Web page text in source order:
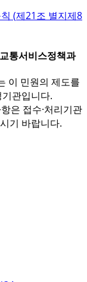
(제21조 별지제8
교통서비스정책과
이 민원의 제도를
관입니다.
은 접수·처리기관
기 바랍니다.